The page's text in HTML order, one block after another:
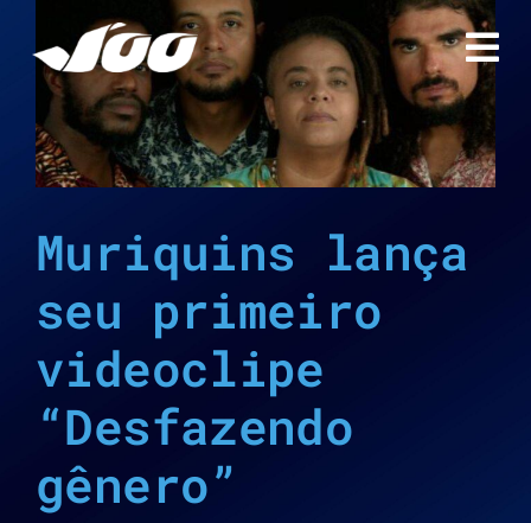
para
conteúdo
Muriquins lança
seu primeiro
videoclipe
“Desfazendo
gênero”